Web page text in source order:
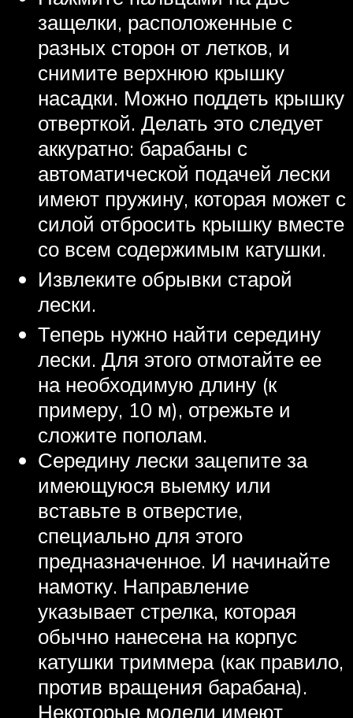
защелки, расположенные с
разных сторон от летков, и
снимите верхнюю крышку
насадки. Можно поддеть крышку
отверткой. Делать это следует
аккуратно: барабаны с
автоматической подачей лески
имеют пружину, которая может с
силой отбросить крышку вместе
со всем содержимым катушки.
Извлеките обрывки старой
лески.
Теперь нужно найти середину
лески. Для этого отмотайте ее
на необходимую длину (к
примеру, 10 м), отрежьте и
сложите пополам.
Середину лески зацепите за
имеющуюся выемку или
вставьте в отверстие,
специально для этого
предназначенное. И начинайте
намотку. Направление
указывает стрелка, которая
обычно нанесена на корпус
катушки триммера (как правило,
против вращения барабана).
Некоторые модели имеют